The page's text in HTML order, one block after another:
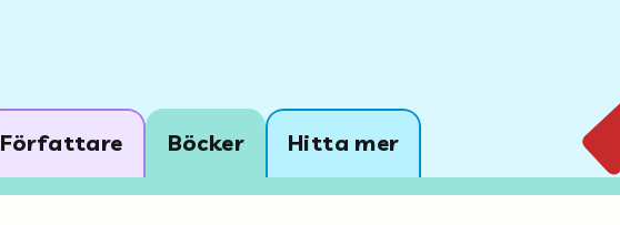
Författare Böcker Hitta mer